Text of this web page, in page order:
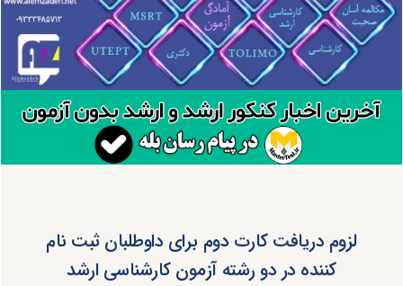
لزوم دریافت کارت دوم برای داوطلبان ثبت نام
کننده در دو رشته آزمون کارشناسی ارشد